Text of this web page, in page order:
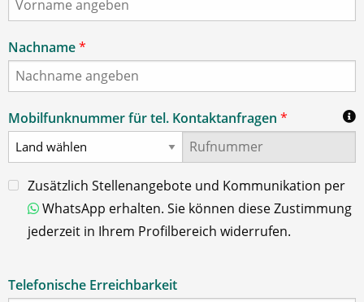
Nachname*
Mobilfunknummer für tel. Kontaktanfragen *
Zusätzlich Stellenangebote und Kommunikation per
WhatsApp erhalten. Sie können diese Zustimmung
jederzeit in Ihrem Profilbereich widerrufen.
Telefonische Erreichbarkeit